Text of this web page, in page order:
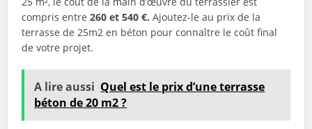
compris entre260 et 540 €. Ajoutez-le au prix de la
terrasse de 25m2 en béton pour connaître le coût final
de votre projet.
A lire aussi Quel est le prix d’une terrasse
béton de 20 m2 ?